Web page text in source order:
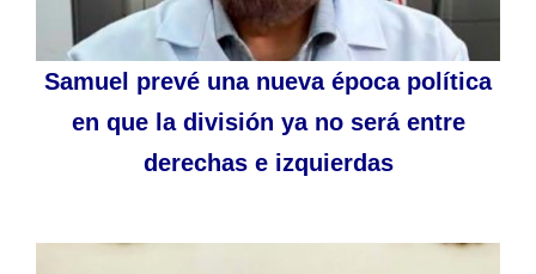
Samuel prevé una nueva época política
en que la división ya no será entre
derechas e izquierdas